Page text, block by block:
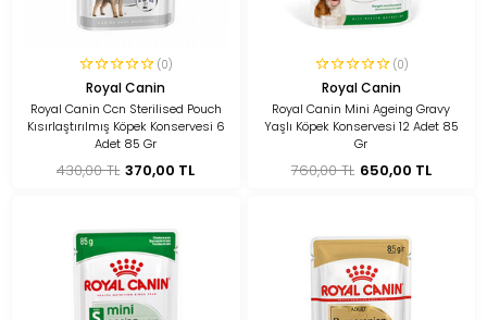
(0)
Royal Canin
Royal Canin Ccn Sterilised Pouch
Kısırlaştırılmış Köpek Konservesi 6
Adet 85 Gr
430,00 TL 370,00 TL
(0)
Royal Canin
Royal Canin Mini Ageing Gravy
Yaşlı Köpek Konservesi 12 Adet 85
Gr
760,00 TL 650,00 TL